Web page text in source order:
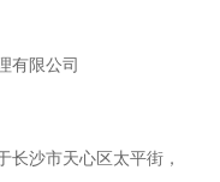
有限公司
长沙市天心区太平街，